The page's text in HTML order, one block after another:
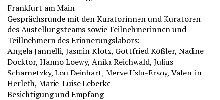
Frankfurt am Main
Gesprächsrunde mit den Kuratorinnen und Kuratoren
des Austellungsteams sowie Teilnehmerinnen und
Teillnehmern des Erinnerungslabors:
Angela Jannelli, Jasmin Klotz, Gottfried Kößler, Nadine
Docktor, Hanno Loewy, Anika Reichwald, Julius
Scharnetzky, Lou Deinhart, Merve Uslu-Ersoy, Valentin
Herleth, Marie-Luise Leberke
Besichtigung und Empfang